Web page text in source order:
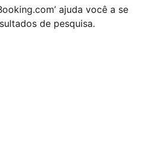
ajuda você a se
de pesquisa.